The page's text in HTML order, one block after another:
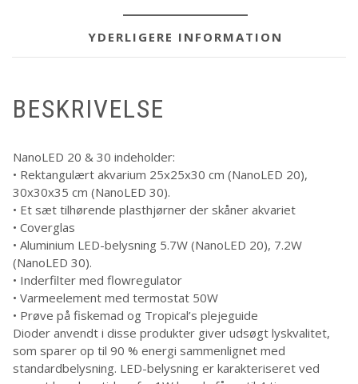
YDERLIGERE INFORMATION
BESKRIVELSE
NanoLED 20 & 30 indeholder:
• Rektangulært akvarium 25x25x30 cm (NanoLED 20),
30x30x35 cm (NanoLED 30).
• Et sæt tilhørende plasthjørner der skåner akvariet
• Coverglas
• Aluminium LED-belysning 5.7W (NanoLED 20), 7.2W
(NanoLED 30).
• Inderfilter med flowregulator
• Varmeelement med termostat 50W
• Prøve på fiskemad og Tropical’s plejeguide
Dioder anvendt i disse produkter giver udsøgt lyskvalitet,
som sparer op til 90 % energi sammenlignet med
standardbelysning. LED-belysning er karakteriseret ved